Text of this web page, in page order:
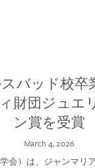
スバッド校卒
財団ジュエ
ン賞を受賞
March 4, 2026
会）は、ジャンマリ